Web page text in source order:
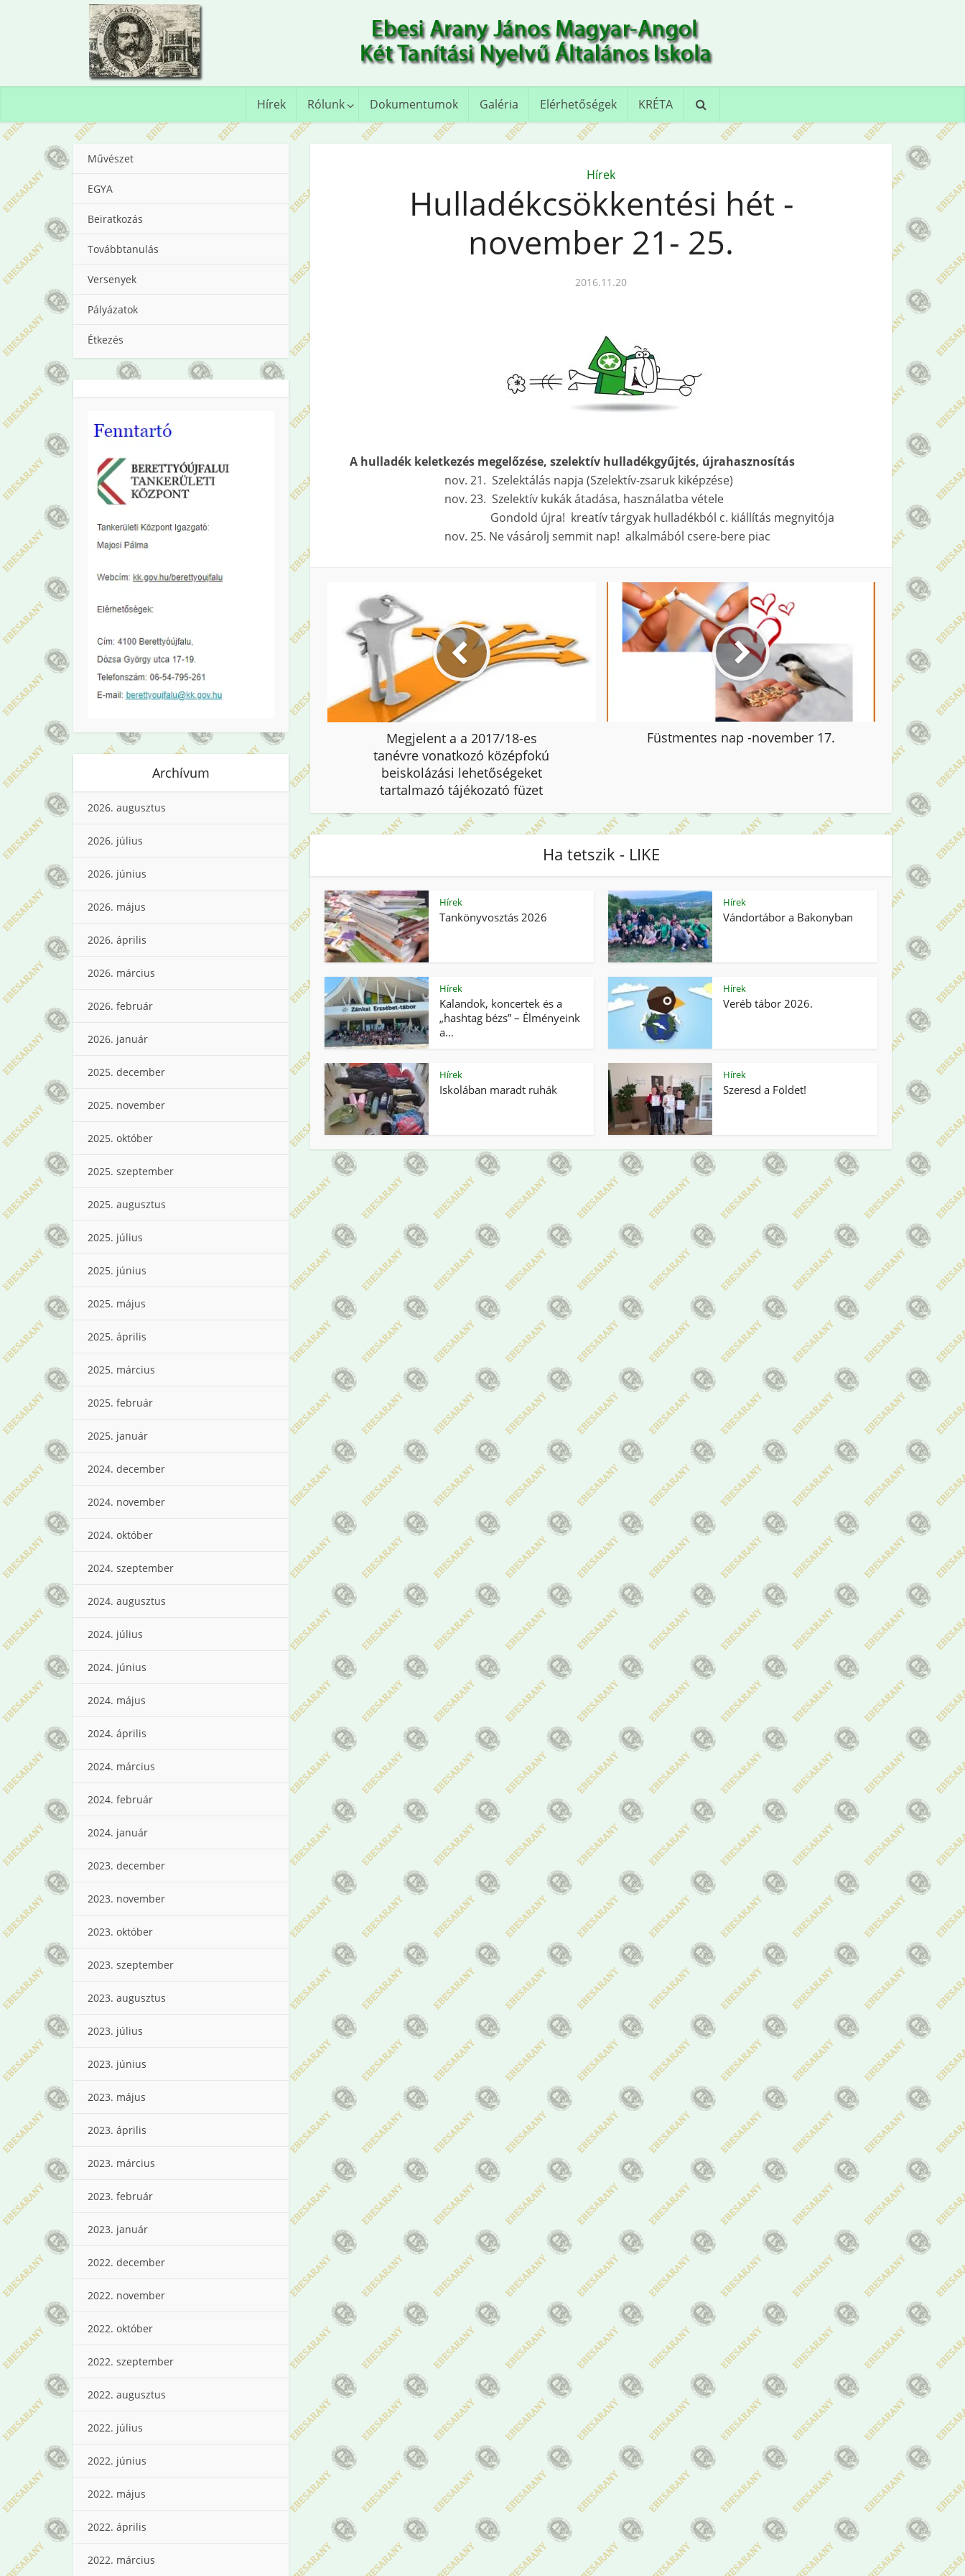
Hírek Rólunk Dokumentumok Galéria Elérhetőségek KRÉTA
Művészet
EGYA
Beiratkozás
Továbbtanulás
Versenyek
Pályázatok
Étkezés
Archívum
2026. augusztus
2026. július
2026. június
2026. május
2026. április
2026. március
2026. február
2026. január
2025. december
2025. november
2025. október
2025. szeptember
2025. augusztus
2025. július
2025. június
2025. május
2025. április
2025. március
2025. február
2025. január
2024. december
2024. november
2024. október
2024. szeptember
2024. augusztus
2024. július
2024. június
2024. május
2024. április
2024. március
2024. február
2024. január
2023. december
2023. november
2023. október
2023. szeptember
2023. augusztus
2023. július
2023. június
2023. május
2023. április
2023. március
2023. február
2023. január
2022. december
2022. november
2022. október
2022. szeptember
2022. augusztus
2022. július
2022. június
2022. május
2022. április
2022. március
Hírek
Hulladékcsökkentési hét -
november 21- 25.
2016.11.20
A hulladék keletkezés megelőzése, szelektív hulladékgyűjtés, újrahasznosítás
nov. 21. Szelektálás napja (Szelektív-zsaruk kiképzése)
nov. 23. Szelektív kukák átadása, használatba vétele
Gondold újra! kreatív tárgyak hulladékból c. kiállítás megnyitója
nov. 25. Ne vásárolj semmit nap! alkalmából csere-bere piac
Megjelent a a 2017/18-es
tanévre vonatkozó középfokú
beiskolázási lehetőségeket
tartalmazó tájékozató füzet
Füstmentes nap -november 17.
Ha tetszik - LIKE
Hírek
Tankönyvosztás 2026
Hírek
Vándortábor a Bakonyban
Hírek
Kalandok, koncertek és a
„hashtag bézs” – Élményeink
a...
Hírek
Veréb tábor 2026.
Hírek
Iskolában maradt ruhák
Hírek
Szeresd a Földet!